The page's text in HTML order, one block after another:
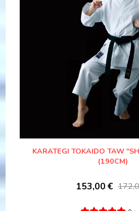
KARATEGI TOKAIDO TAW
(190CM)
153,00 €